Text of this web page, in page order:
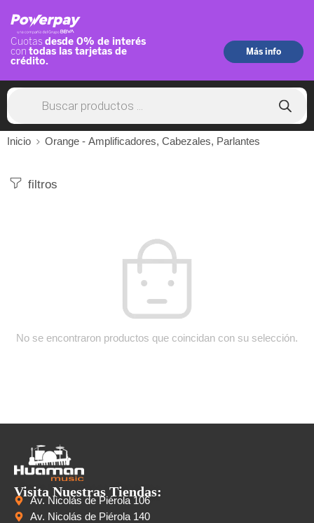
Inicio Orange - Amplificadores, Cabezales, Parlantes
filtros
No se encontraron productos que coincidan con su selección.
Visita Nuestras Tiendas:
Av. Nicolás de Piérola 106
Av. Nicolás de Piérola 140